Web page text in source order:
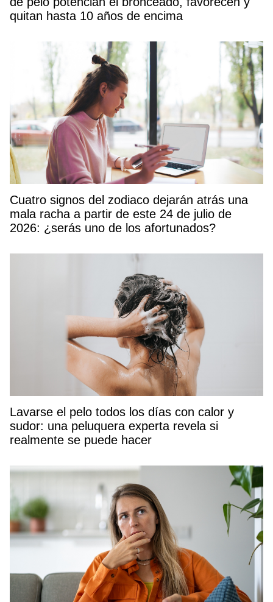
quitan hasta 10 años de encima
Cuatro signos del zodiaco dejarán atrás una
mala racha a partir de este 24 de julio de
2026: ¿serás uno de los afortunados?
Lavarse el pelo todos los días con calor y
sudor: una peluquera experta revela si
realmente se puede hacer